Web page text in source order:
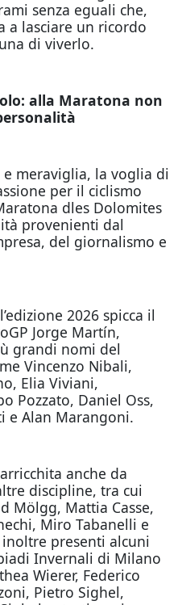
senza eguali che,
a lasciare un ricordo
di viverlo.
alla Maratona non
meraviglia, la voglia di
per il ciclismo
dles Dolomites
provenienti dal
del giornalismo e
2026 spicca il
Jorge Martín,
grandi nomi del
Vincenzo Nibali,
Elia Viviani,
Pozzato, Daniel Oss,
e Alan Marangoni.
anche da
discipline, tra cui
Mölgg, Mattia Casse,
Miro Tabanelli e
inoltre presenti alcuni
Invernali di Milano
Wierer, Federico
Pietro Sighel,